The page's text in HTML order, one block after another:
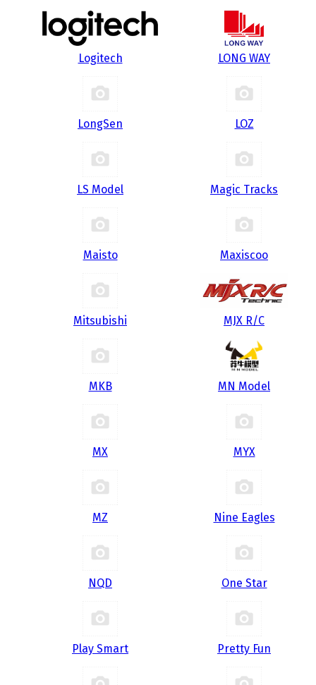
Logitech LONG WAY
LongSen LOZ
LS Model Magic Tracks
Maisto Maxiscoo
Mitsubishi MJX R/C
MKB MN Model
MX MYX
MZ Nine Eagles
NQD One Star
Play Smart Pretty Fun